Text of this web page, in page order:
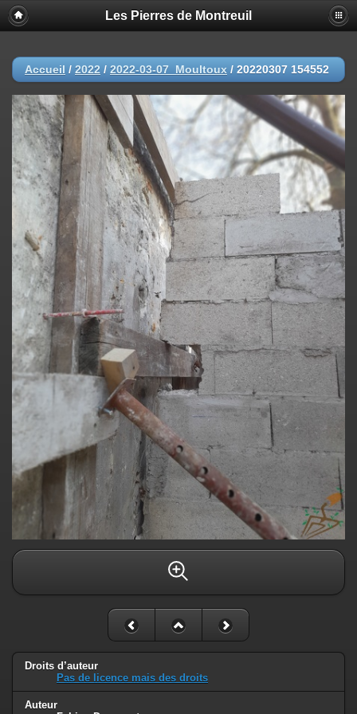
Les Pierres de Montreuil
Accueil / 2022 / 2022-03-07_Moultoux / 20220307 154552
Droits d’auteur
Pas de licence mais des droits
Auteur